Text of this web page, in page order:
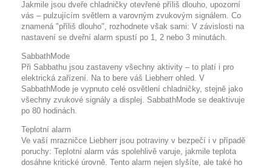
Jakmile jsou dveře chladničky otevřené příliš dlouho, upozorní
vás – pulzujícím světlem a varovným zvukovým signálem. Co
znamená "příliš dlouho", rozhodnete však sami: V závislosti na
nastavení se dveřní alarm spustí po 1, 2 nebo 3 minutách.
SabbathMode
Při Sabbathu jsou zastaveny všechny aktivity – to platí i pro
elektrická zařízení. Na to bere váš Liebherr ohled. V
SabbathMode je vypnuto celé osvětlení chladničky, stejně jako
všechny zvukové signály a displej. SabbathMode se deaktivuje
po 80 hodinách.
Teplotní alarm
Ve vaší mrazničce Liebherr jsou potraviny v bezpečí i v případě
poruchy: Teplotní alarm vás spolehlivě varuje, jakmile teplota
dosáhne kritické úrovně. Tento alarm nejen slyšíte, ale také ho